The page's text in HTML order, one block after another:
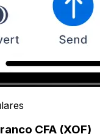
CFA (XOF)